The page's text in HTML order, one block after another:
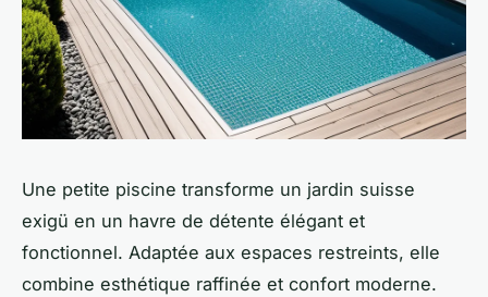
Une petite piscine transforme un jardin suisse
exigü en un havre de détente élégant et
fonctionnel. Adaptée aux espaces restreints, elle
combine esthétique raffinée et confort moderne.